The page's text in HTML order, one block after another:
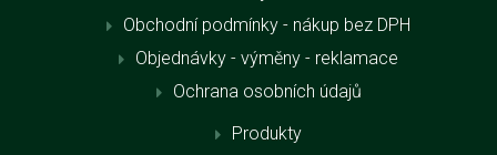
Obchodní podmínky - nákup bez DPH
Objednávky - výměny - reklamace
Ochrana osobních údajů
Produkty